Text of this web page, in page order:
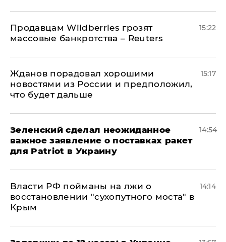
Продавцам Wildberries грозят
массовые банкротства – Reuters
15:22
Жданов порадовал хорошими
новостями из России и предположил,
что будет дальше
15:17
Зеленский сделал неожиданное
важное заявление о поставках ракет
для Patriot в Украину
14:54
Власти РФ пойманы на лжи о
восстановлении "сухопутного моста" в
Крым
14:14